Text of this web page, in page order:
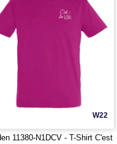
W22
11380-N1DCV - T-Shirt C'est